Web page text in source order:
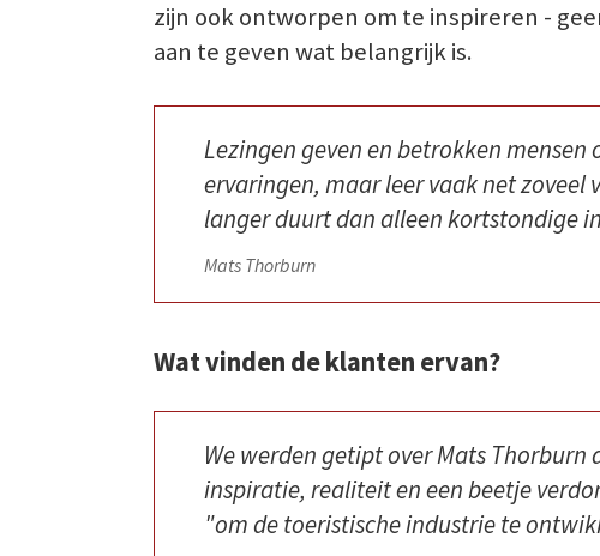
zijn ook ontworpen om te inspireren -
aan te geven wat belangrijk is.
Lezingen geven en betrokken
ervaringen, maar leer vaak net
langer duurt dan alleen kortstondige
Mats Thorburn
Wat vinden de klanten ervan?
We werden getipt over Mats
inspiratie, realiteit en een beetje
"om de toeristische industrie te